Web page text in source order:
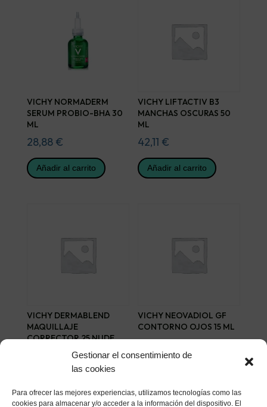
Gestionar el consentimiento de
las cookies
Para ofrecer las mejores experiencias, utilizamos tecnologías como las
cookies para almacenar y/o acceder a la información del dispositivo. El
VICHY NORMADERM
SERUM PROBIO-BHA 30
ML
28,88 €
Añadir al carrito
VICHY LIFTACTIV B3
MANCHAS OSCURAS 50
ML
42,11 €
Añadir al carrito
VICHY DERMABLEND
MAQUILLAJE
CORRECTOR 25 NUDE
Añadir al carrito
VICHY NEOVADIOL GF
CONTORNO OJOS 15 ML